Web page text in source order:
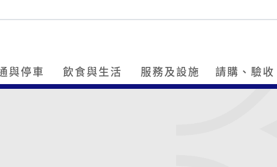
與停車 飲食與生活 服務及設施 請購、驗